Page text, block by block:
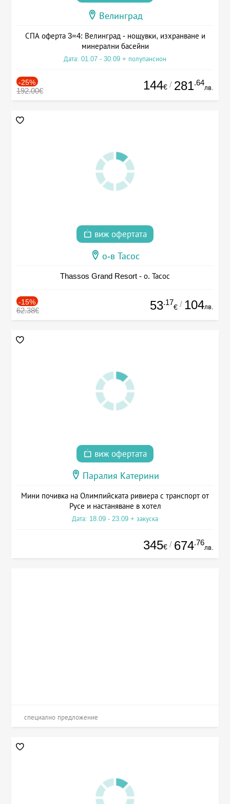
Велинград
СПА оферта 3=4: Велинград - нощувки, изхранване и
минерални басейни
Дата: 01.07 - 30.09 + полупансион
-25%
192.00€ 144€ / 281.64
лв.
виж офертата
о-в Тасос
Thassos Grand Resort - о. Тасос
-15%
62.38€ 53.17
€ / 104лв.
виж офертата
Паралия Катерини
Мини почивка на Олимпийската ривиера с транспорт от
Русе и настаняване в хотел
Дата: 18.09 - 23.09 + закуска
345€ / 674.76
лв.
специално предложение